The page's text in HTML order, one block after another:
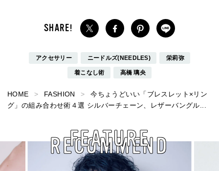
アクセサリー ニードルズ(NEEDLES) 栄莉弥
着こなし術 高橋 璃央
HOME FASHION
今ちょうどいい「ブレスレット×リン
グ」の組み合わせ術４選 シルバーチェーン、レザーバングル...
RECOMMEND
FEATURE